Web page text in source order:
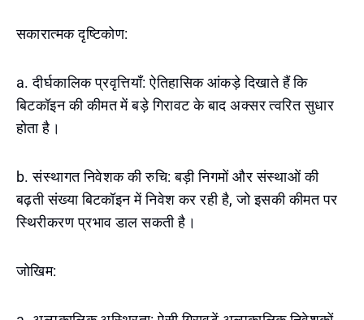
सकारात्मक दृष्टिकोण:
a. दीर्घकालिक प्रवृत्तियाँ: ऐतिहासिक आंकड़े दिखाते हैं कि
बिटकॉइन की कीमत में बड़े गिरावट के बाद अक्सर त्वरित सुधार
होता है।
b. संस्थागत निवेशक की रुचि: बड़ी निगमों और संस्थाओं की
बढ़ती संख्या बिटकॉइन में निवेश कर रही है, जो इसकी कीमत पर
स्थिरीकरण प्रभाव डाल सकती है।
जोखिम: